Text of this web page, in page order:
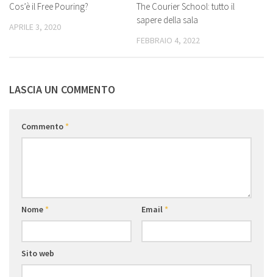
Cos’è il Free Pouring?
APRILE 3, 2020
The Courier School: tutto il
sapere della sala
FEBBRAIO 4, 2022
LASCIA UN COMMENTO
Commento*
Nome* Email*
Sito web